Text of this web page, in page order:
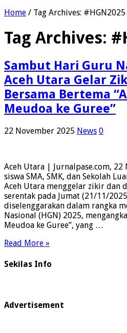
Home / Tag Archives: #HGN2025
Tag Archives:
Sambut Hari Guru
Aceh Utara Gelar
Bersama Bertema
Meudoa ke Guree”
22 November 2025 News 0
Aceh Utara | Jurnalpase.com,
siswa SMA, SMK, dan Sekolah
Aceh Utara menggelar zikir dan
serentak pada Jumat (21/11/
diselenggarakan dalam rangka
Nasional (HGN) 2025,
Meudoa ke Guree”, yang …
Read More »
Sekilas Info
Advertisement